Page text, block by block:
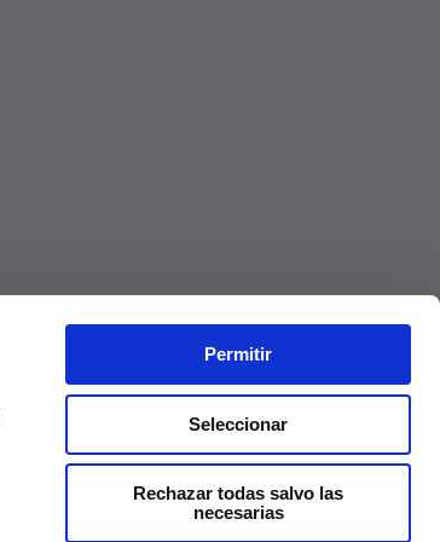
Permitir
Seleccionar
Rechazar todas salvo las
necesarias